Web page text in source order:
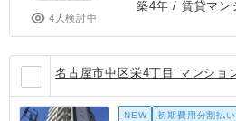
4人検討中
築4年 / 賃貸マン
名古屋市中区栄4丁目 マンショ
NEW 初期費用分割払